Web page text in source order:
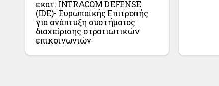
εκατ. INTRACOM DEFENSE
(IDE)- Ευρωπαϊκής Επιτροπής
για ανάπτυξη συστήματος
διαχείρισης στρατιωτικών
επικοινωνιών